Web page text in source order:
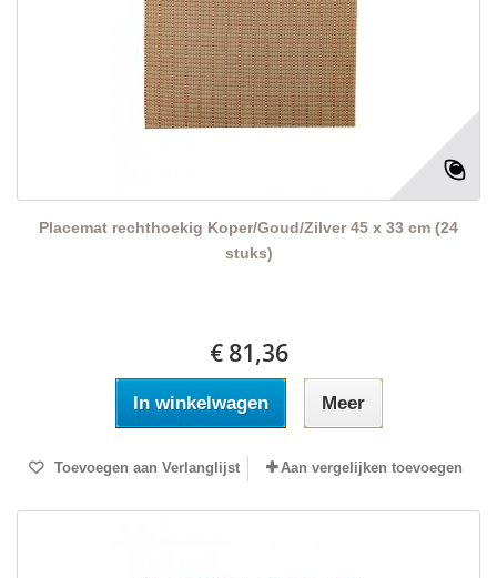
Placemat rechthoekig Koper/Goud/Zilver 45 x 33 cm (24
stuks)
€ 81,36
In winkelwagen Meer
Toevoegen aan Verlanglijst Aan vergelijken toevoegen